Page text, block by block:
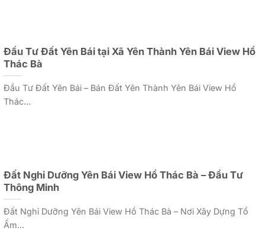
Đầu Tư Đất Yên Bái tại Xã Yên Thành Yên Bái View Hồ
Thác Bà
Đầu Tư Đất Yên Bái – Bán Đất Yên Thành Yên Bái View Hồ
Thác...
Đất Nghỉ Dưỡng Yên Bái View Hồ Thác Bà – Đầu Tư
Thông Minh
Đất Nghỉ Dưỡng Yên Bái View Hồ Thác Bà – Nơi Xây Dựng Tổ
Ấm...